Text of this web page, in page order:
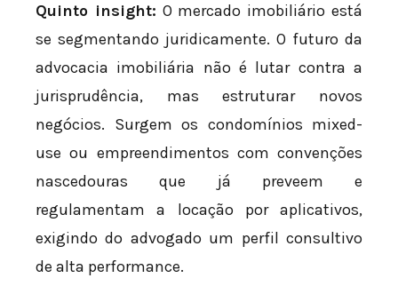
Quinto insight: O mercado imobiliário está
se segmentando juridicamente. O futuro da
advocacia imobiliária não é lutar contra a
jurisprudência, mas estruturar novos
negócios. Surgem os condomínios mixed-
use ou empreendimentos com convenções
nascedouras que já preveem e
regulamentam a locação por aplicativos,
exigindo do advogado um perfil consultivo
de alta performance.